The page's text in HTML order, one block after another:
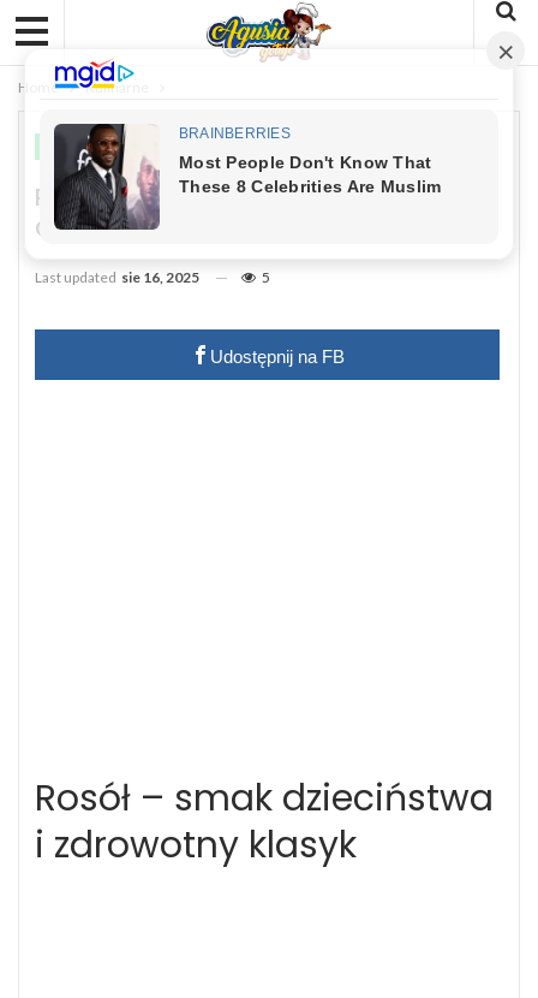
Home Kulinarne
KULINARNE
Rakotwórczy Składnik Rosołu. Dodają
Go Prawie Wszyscy
Last updated sie 16, 2025 5
Udostępnij na FB
Rosół – smak dzieciństwa
i zdrowotny klasyk